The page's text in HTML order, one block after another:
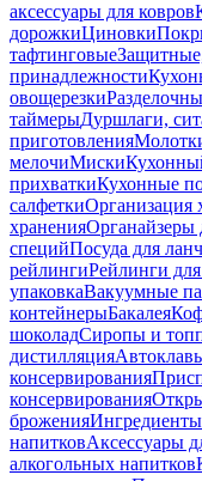
аксессуары для ковров
дорожкиЦиновки
тафтинговые
принадлежности
овощерезки
таймерыДуршлаги,
приготовления
мелочиМиски
прихваткиКухонные
салфеткиОрганизация
храненияОрганайзеры
специйПосуда для
рейлингиРейлинги
упаковкаВакуумные
контейнерыБакалея
шоколадСиропы и
дистилляция
консервирования
консервирования
брожения
напитковАксессуары
алкогольных напитков